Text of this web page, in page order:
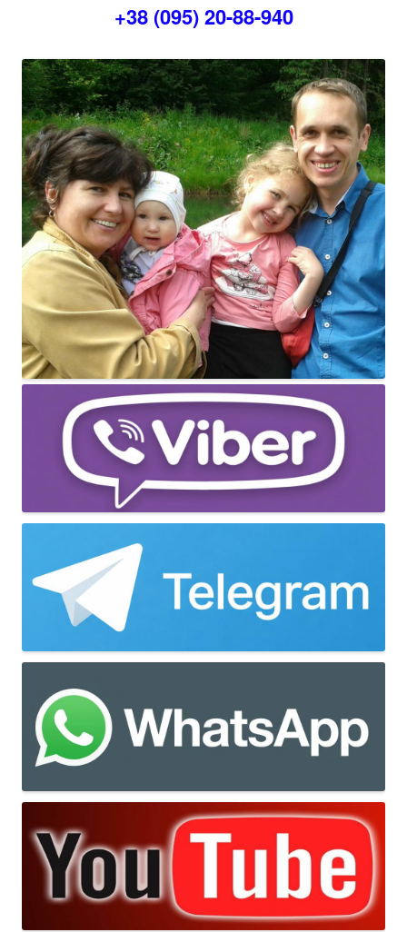
+38 (095) 20-88-940